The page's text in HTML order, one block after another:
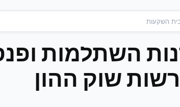
השתלמות
שוק ההון